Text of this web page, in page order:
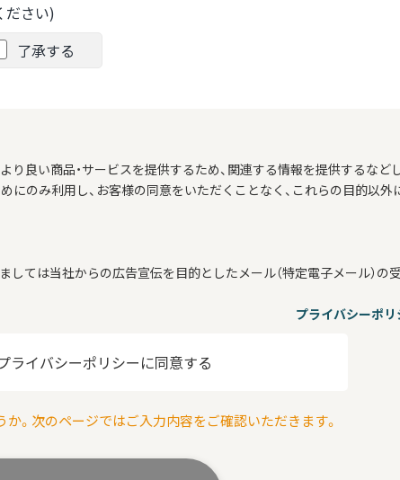
ださい)
了承する
り良い商品・サービスを提供するため、関連する情報を提供するなど
にのみ利用し、お客様の同意をいただくことなく、これらの目的以
ては当社からの広告宣伝を目的としたメール（特定電子メール）の
プライバシーポ
ライバシーポリシーに同意する
。次のページではご入力内容をご確認いただきます。